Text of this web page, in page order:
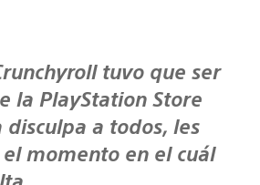
la PlayStation Store
disculpa a todos, les
momento en el cuál